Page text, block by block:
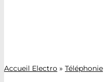
Accueil Electro » Téléphonie